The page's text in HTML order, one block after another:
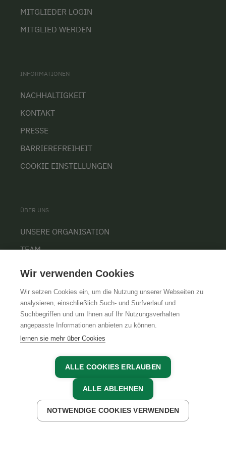
JETZT ANFRAGEN
MITGLIEDER LOGIN
MITGLIED WERDEN
INFORMATIONEN
NACHHALTIGKEIT
KONTAKT
PRESSE
BARRIEREFREIHEIT
COOKIE EINSTELLUNGEN
ÜBER UNS
UNSERE ORGANISATION
TEAM
KARRIERE
AGBIMPRESSUMDATENSCHUTZ
Wir verwenden Cookies
Wir setzen Cookies ein, um die Nutzung unserer Webseiten zu
analysieren, einschließlich Such- und Surfverlauf und
Suchbegriffen und um Ihnen auf Ihr Nutzungsverhalten
angepasste Informationen anbieten zu können.
lernen sie mehr über Cookies
ALLE COOKIES ERLAUBEN
ALLE ABLEHNEN
NOTWENDIGE COOKIES VERWENDEN